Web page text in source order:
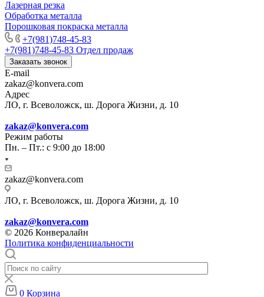
Лазерная резка
Обработка металла
Порошковая покраска металла
+7(981)748-45-83
+7(981)748-45-83 Отдел продаж
Заказать звонок
E-mail
zakaz@konvera.com
Адрес
ЛО, г. Всеволожск, ш. Дорога Жизни, д. 10
zakaz@konvera.com
Режим работы
Пн. – Пт.: с 9:00 до 18:00
zakaz@konvera.com
ЛО, г. Всеволожск, ш. Дорога Жизни, д. 10
zakaz@konvera.com
© 2026 Конвералайн
Политика конфиденциальности
0 Корзина